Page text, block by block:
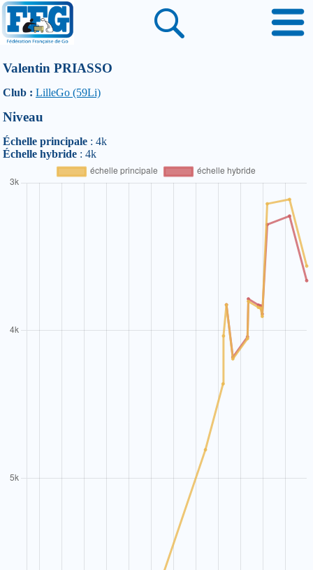
Valentin PRIASSO
Club : LilleGo (59Li)
Niveau
Échelle principale : 4k
Échelle hybride : 4k